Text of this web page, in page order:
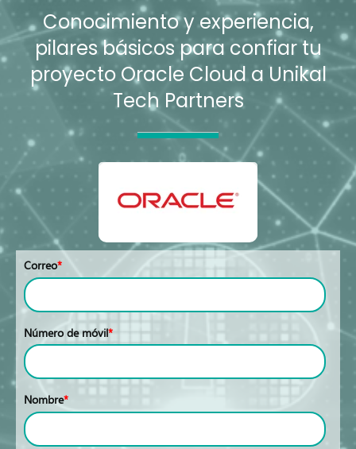
Conocimiento y experiencia,
pilares básicos para confiar tu
proyecto Oracle Cloud a Unikal
Tech Partners
Correo*
Número de móvil*
Nombre*